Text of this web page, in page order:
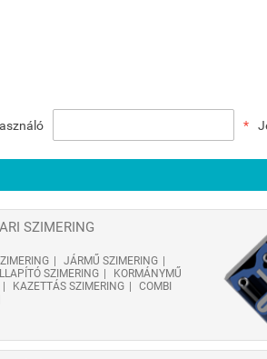
SZIMERING
JÁRMŰ SZIMERING
SZIMERING
KORMÁNYMŰ
KAZETTÁS SZIMERING
COMBI